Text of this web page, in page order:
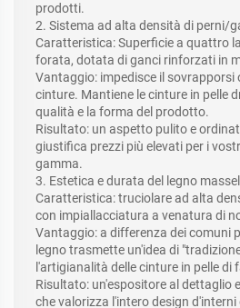
prodotti.
2. Sistema ad alta densità di perni/
Caratteristica: Superficie a quattro
forata, dotata di ganci rinforzati in
Vantaggio: impedisce il sovrapporsi
cinture. Mantiene le cinture in pelle
qualità e la forma del prodotto.
Risultato: un aspetto pulito e
giustifica prezzi più elevati per i
gamma.
3. Estetica e durata del legno
Caratteristica: truciolare ad alta
con impiallacciatura a venatura di
Vantaggio: a differenza dei comuni
legno trasmette un'idea di
l'artigianalità delle cinture in pelle di
Risultato: un'espositore al dettaglio
che valorizza l'intero design